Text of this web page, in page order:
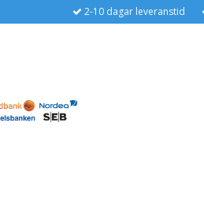
2-10 dagar leveranstid